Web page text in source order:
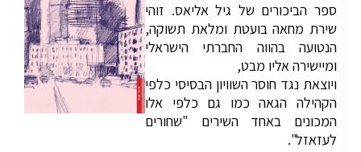
ספר הביכורים של גיל אליאס. זוהי
שירת מחאה בועטת ומלאת תשוקה,
הנטועה בהווה החברתי הישראלי
ומיישירה אליו מבט,
ויוצאת נגד חוסר השוויון הבסיסי כלפי
הקהילה הגאה כמו גם כלפי אלו
המכונים באחד השירים "שחורים
לעזאזל".